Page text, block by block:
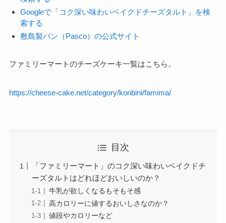
Googleで「コク深い味わいベイクドチーズタルト」を検
索する
敷島製パン（Pasco）の公式サイト
ファミリーマートのチーズケーキ一覧はこちら。
https://cheese-cake.net/category/konbini/famima/
目次
「ファミリーマート」のコク深い味わいベイクドチ
ーズタルトはどれほどおいしいのか？
牛乳が欲しくなるもそもそ感
高カロリーに値するおいしさなのか？
値段やカロリーなど